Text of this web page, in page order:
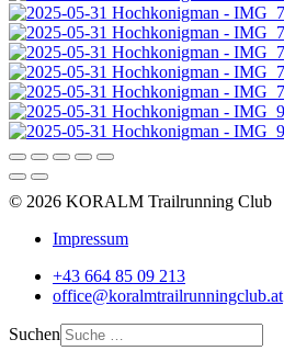
© 2026 KORALM Trailrunning Club
Impressum
+43 664 85 09 213
office@koralmtrailrunningclub.at
Suchen